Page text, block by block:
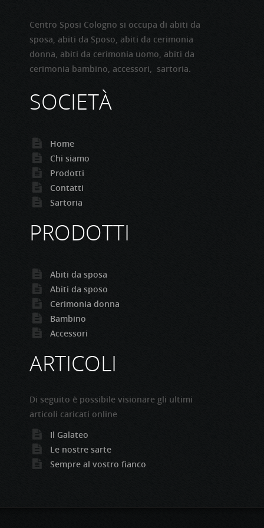
Centro Sposi Cologno si occupa di abiti da
sposa, abiti da Sposo, abiti da cerimonia
donna, abiti da cerimonia uomo, abiti da
cerimonia bambino, accessori, sartoria.
SOCIETÀ
Home
Chi siamo
Prodotti
Contatti
Sartoria
PRODOTTI
Abiti da sposa
Abiti da sposo
Cerimonia donna
Bambino
Accessori
ARTICOLI
Di seguito è possibile visionare gli ultimi
articoli caricati online
Il Galateo
Le nostre sarte
Sempre al vostro fianco